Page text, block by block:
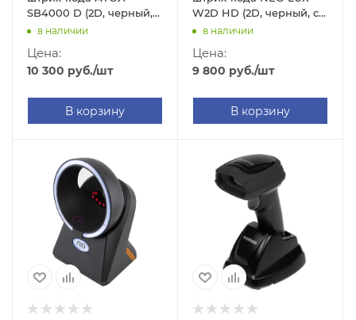
SB4000 D (2D, черный,
USB, 2м кабель)
в наличии
Цена:
10 300 руб./шт
В корзину
W2D HD (2D, черный, с
подставкой Cradle)
в наличии
Цена:
9 800 руб./шт
В корзину